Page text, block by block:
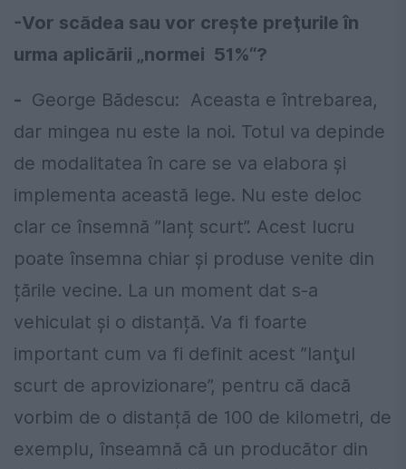
-Vor scădea sau vor creşte preţurile în
urma aplicării „normei 51%“?
- George Bădescu: Aceasta e întrebarea,
dar mingea nu este la noi. Totul va depinde
de modalitatea în care se va elabora și
implementa această lege. Nu este deloc
clar ce însemnă ”lanț scurt”. Acest lucru
poate însemna chiar și produse venite din
țările vecine. La un moment dat s-a
vehiculat și o distanță. Va fi foarte
important cum va fi definit acest ”lanţul
scurt de aprovizionare”, pentru că dacă
vorbim de o distanță de 100 de kilometri, de
exemplu, înseamnă că un producător din